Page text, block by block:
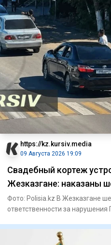
https://kz.kursiv.media
09 Августа 2026 19:09
Свадебный кортеж
Жезказгане: наказаны
Фото: Polisia.kz В Жезказгане
ответственности за